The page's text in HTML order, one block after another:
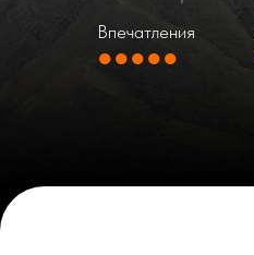
Впечатления
●●●●●